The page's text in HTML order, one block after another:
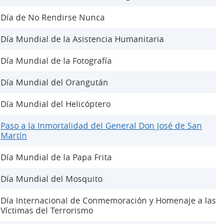
Día de No Rendirse Nunca
Día Mundial de la Asistencia Humanitaria
Día Mundial de la Fotografía
Día Mundial del Orangután
Día Mundial del Helicóptero
Paso a la Inmortalidad del General Don José de San
Martín
Día Mundial de la Papa Frita
Día Mundial del Mosquito
Día Internacional de Conmemoración y Homenaje a las
Víctimas del Terrorismo